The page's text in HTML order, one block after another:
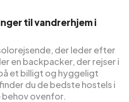
til vandrerhjem i
der leder efter
en backpacker, der rejser i
et billigt og hyggeligt
du de bedste hostels i
ovenfor.